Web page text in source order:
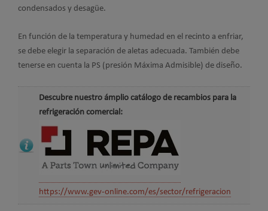
condensados y desagüe.
En función de la temperatura y humedad en el recinto a enfriar,
se debe elegir la separación de aletas adecuada. También debe
tenerse en cuenta la PS (presión Máxima Admisible) de diseño.
Descubre nuestro ámplio catálogo de recambios para la
refrigeración comercial:
https://www.gev-online.com/es/sector/refrigeracion